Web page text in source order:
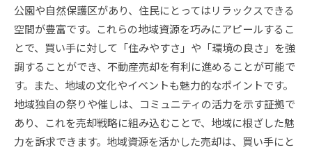
公園や自然保護区があり、住民にとってはリラックスできる
空間が豊富です。これらの地域資源を巧みにアピールするこ
とで、買い手に対して「住みやすさ」や「環境の良さ」を強
調することができ、不動産売却を有利に進めることが可能で
す。また、地域の文化やイベントも魅力的なポイントです。
地域独自の祭りや催しは、コミュニティの活力を示す証拠で
あり、これを売却戦略に組み込むことで、地域に根ざした魅
力を訴求できます。地域資源を活かした売却は、買い手にと